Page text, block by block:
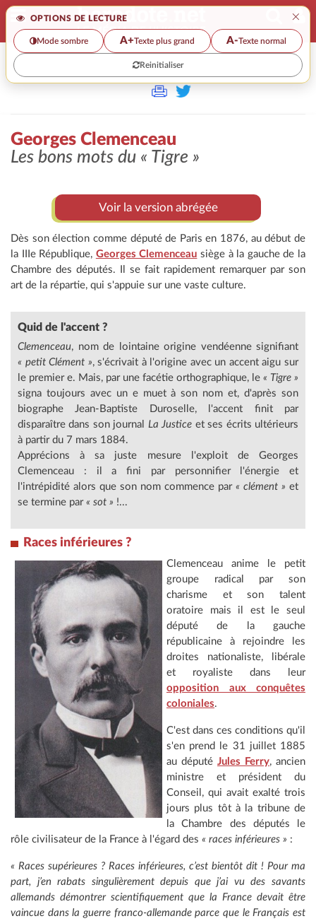
OPTIONS DE LECTURE ×
Mode sombre A+Texte plus grand A-Texte normal
Reinitialiser
>>
Georges Clemenceau
Les bons mots du « Tigre »
Voir la version abrégée
Dès son élection comme député de Paris en 1876, au début de
la IIIe République, Georges Clemenceau siège à la gauche de la
Chambre des députés. Il se fait rapidement remarquer par son
art de la répartie, qui s'appuie sur une vaste culture.
Quid de l'accent ?
Clemenceau, nom de lointaine origine vendéenne signifiant
« petit Clément », s'écrivait à l'origine avec un accent aigu sur
le premier e. Mais, par une facétie orthographique, le « Tigre »
signa toujours avec un e muet à son nom et, d'après son
biographe Jean-Baptiste Duroselle, l'accent finit par
disparaître dans son journal La Justice et ses écrits ultérieurs
à partir du 7 mars 1884.
Apprécions à sa juste mesure l'exploit de Georges
Clemenceau : il a fini par personnifier l'énergie et
l'intrépidité alors que son nom commence par « clément » et
se termine par « sot » !...
Races inférieures ?
Clemenceau anime le petit
groupe radical par son
charisme et son talent
oratoire mais il est le seul
député de la gauche
républicaine à rejoindre les
droites nationaliste, libérale
et royaliste dans leur
opposition aux conquêtes
coloniales.
C'est dans ces conditions qu'il
s'en prend le 31 juillet 1885
au député Jules Ferry, ancien
ministre et président du
Conseil, qui avait exalté trois
jours plus tôt à la tribune de
la Chambre des députés le
rôle civilisateur de la France à l'égard des « races inférieures » :
« Races supérieures ? Races inférieures, c’est bientôt dit ! Pour ma
part, j’en rabats singulièrement depuis que j’ai vu des savants
allemands démontrer scientifiquement que la France devait être
vaincue dans la guerre franco-allemande parce que le Français est